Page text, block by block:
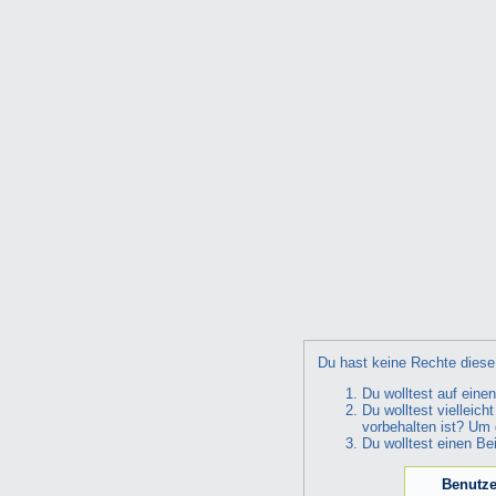
Du hast keine Rechte
Du wolltest auf
Du wolltest
vorbehalten ist?
Du wolltest einen